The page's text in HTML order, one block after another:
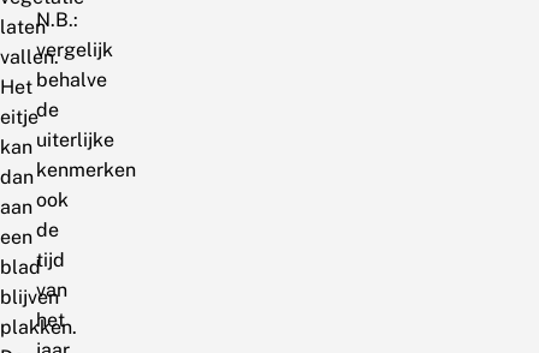
laten
vallen.
Het
eitje
kan
dan
aan
een
blad
blijven
plakken.
N.B.:
vergelijk
behalve
de
uiterlijke
kenmerken
ook
de
tijd
van
het